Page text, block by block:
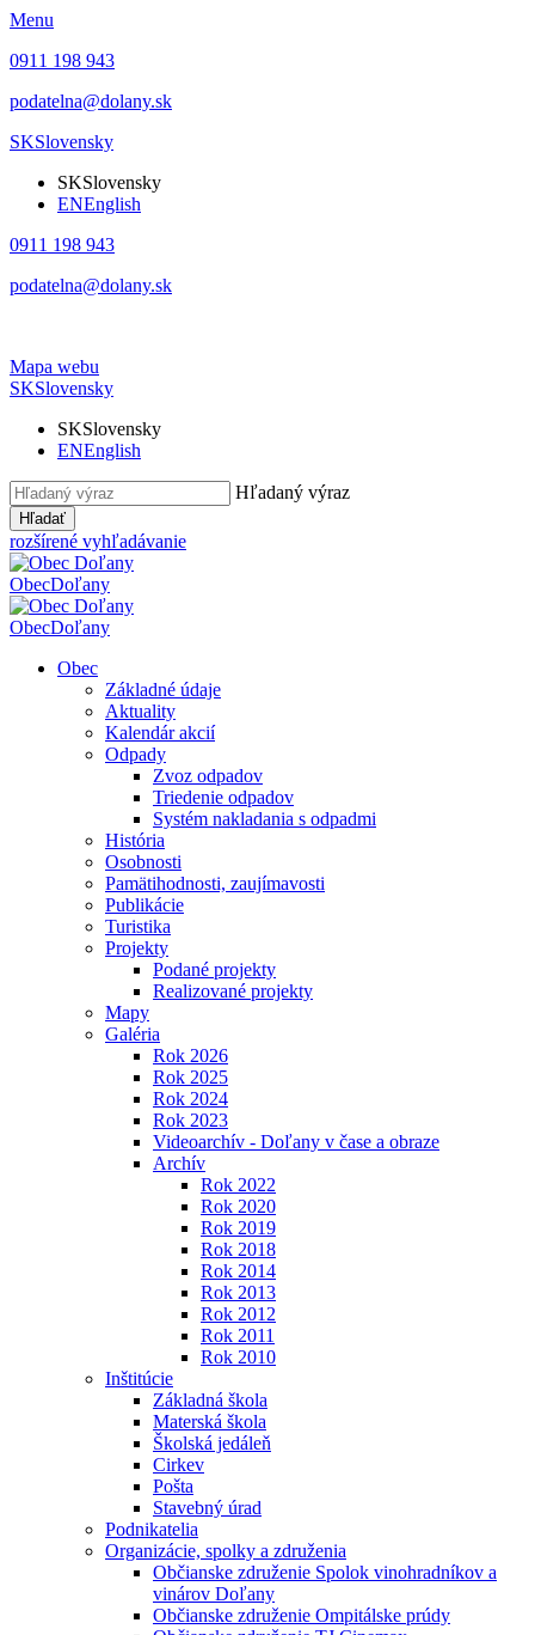
Menu
0911 198 943
podatelna@dolany.sk
SKSlovensky
SKSlovensky
ENEnglish
0911 198 943
podatelna@dolany.sk
Mapa webu
SKSlovensky
SKSlovensky
ENEnglish
Hľadaný výraz
Hľadať
rozšírené vyhľadávanie
ObecDoľany
ObecDoľany
Obec
Základné údaje
Aktuality
Kalendár akcií
Odpady
Zvoz odpadov
Triedenie odpadov
Systém nakladania s odpadmi
História
Osobnosti
Pamätihodnosti, zaujímavosti
Publikácie
Turistika
Projekty
Podané projekty
Realizované projekty
Mapy
Galéria
Rok 2026
Rok 2025
Rok 2024
Rok 2023
Videoarchív - Doľany v čase a obraze
Archív
Rok 2022
Rok 2020
Rok 2019
Rok 2018
Rok 2014
Rok 2013
Rok 2012
Rok 2011
Rok 2010
Inštitúcie
Základná škola
Materská škola
Školská jedáleň
Cirkev
Pošta
Stavebný úrad
Podnikatelia
Organizácie, spolky a združenia
Občianske združenie Spolok vinohradníkov a
vinárov Doľany
Občianske združenie Ompitálske prúdy